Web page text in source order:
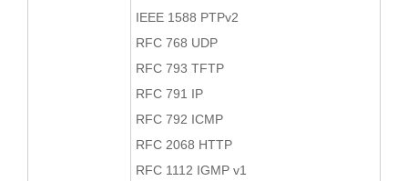
IEEE 1588 PTPv2
RFC 768 UDP
RFC 793 TFTP
RFC 791 IP
RFC 792 ICMP
RFC 2068 HTTP
RFC 1112 IGMP v1